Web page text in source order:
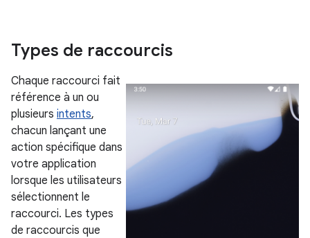
Types de raccourcis
Chaque raccourci fait
référence à un ou
plusieurs intents,
chacun lançant une
action spécifique dans
votre application
lorsque les utilisateurs
sélectionnent le
raccourci. Les types
de raccourcis que